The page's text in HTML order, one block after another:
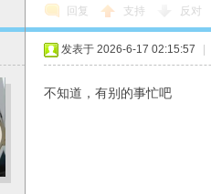
回复 支持 反对
发表于 2026-6-17 02:15:57
不知道，有别的事忙吧